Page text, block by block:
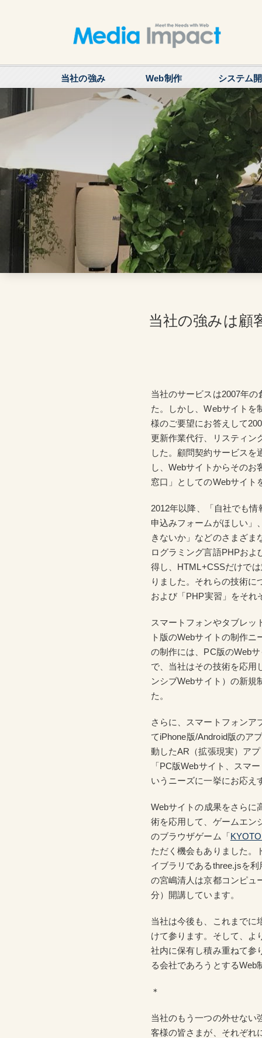
当社の強み Web制作 システム
当社の強みは顧
当社のサービスは2007年
た。しかし、Webサイトを
様のご要望にお答えして
更新作業代行、リスティン
した。顧問契約サービス
し、Webサイトからその
窓口」としてのWebサイト
2012年以降、「自社でも
申込みフォームがほしい」
きないか」などのさまざ
ログラミング言語PHPお
得し、HTML+CSSだけで
りました。それらの技術
および「PHP実習」をそれ
スマートフォンやタブレ
ト版のWebサイトの制作
の制作には、PC版のWeb
で、当社はその技術を応用
ンシブWebサイト）の新
た。
さらに、スマートフォンア
てiPhone版/Android版のア
動したAR（拡張現実）ア
「PC版Webサイト、スマ
いうニーズに一挙にお応え
Webサイトの成果をさらに
術を応用して、ゲームエン
のブラウザゲーム「
ただく機会もありました。
イブラリであるthree.jsを
の宮嶋清人は京都コンピュ
分）開講しています。
当社は今後も、これまでに
けて参ります。そして、よ
社内に保有し積み重ねて参
る会社であろうとする
＊
当社のもう一つの外せない
客様の皆さまが、それぞれ